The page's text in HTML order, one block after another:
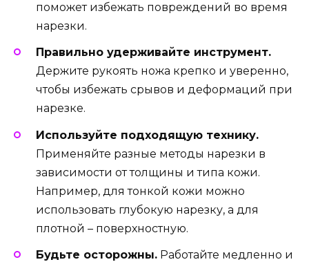
поможет избежать повреждений во время
нарезки.
Правильно удерживайте инструмент.
Держите рукоять ножа крепко и уверенно,
чтобы избежать срывов и деформаций при
нарезке.
Используйте подходящую технику.
Применяйте разные методы нарезки в
зависимости от толщины и типа кожи.
Например, для тонкой кожи можно
использовать глубокую нарезку, а для
плотной – поверхностную.
Будьте осторожны. Работайте медленно и